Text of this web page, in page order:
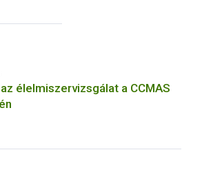
élelmiszervizsgálat a CCMAS